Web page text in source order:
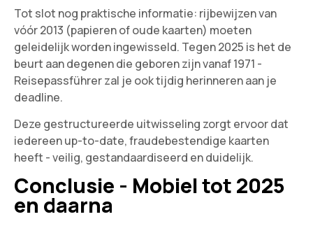
Tot slot nog praktische informatie: rijbewijzen van
vóór 2013 (papieren of oude kaarten) moeten
geleidelijk worden ingewisseld. Tegen 2025 is het de
beurt aan degenen die geboren zijn vanaf 1971 -
Reisepassführer zal je ook tijdig herinneren aan je
deadline.
Deze gestructureerde uitwisseling zorgt ervoor dat
iedereen up-to-date, fraudebestendige kaarten
heeft - veilig, gestandaardiseerd en duidelijk.
Conclusie - Mobiel tot 2025
en daarna